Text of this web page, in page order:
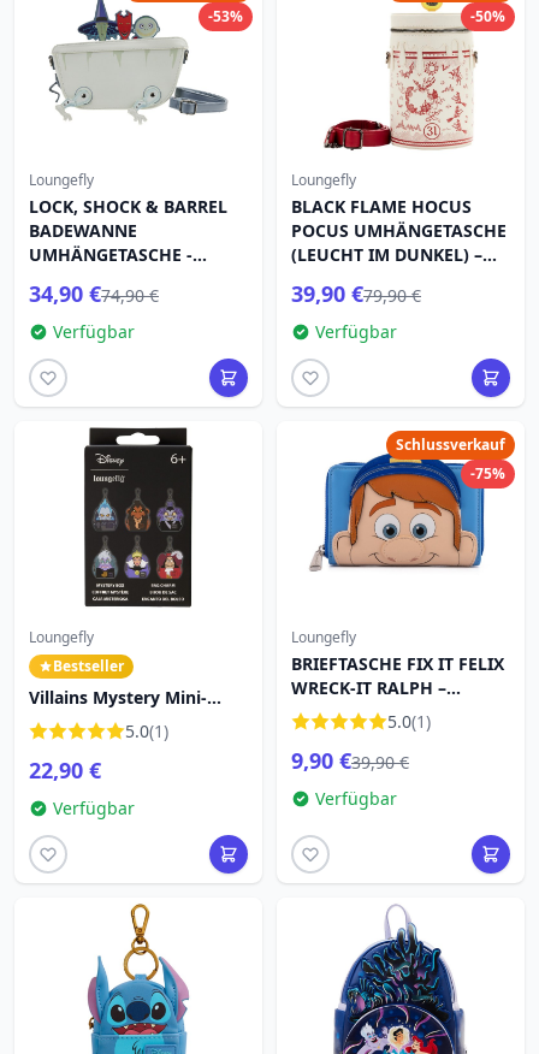
-53%
Loungefly
LOCK, SHOCK & BARREL
BADEWANNE
UMHÄNGETASCHE -
34,90 €74,90 €
Verfügbar
-50%
Loungefly
BLACK FLAME HOCUS
POCUS UMHÄNGETASCHE
(LEUCHT IM DUNKEL) –
39,90 €79,90 €
Verfügbar
Loungefly
Bestseller
Villains Mystery Mini-
Rucksack-
Schlüsselanhänger -
Disney Loungefly
5.0(1)
22,90 €
Verfügbar
Schlussverkauf
-75%
Loungefly
BRIEFTASCHE FIX IT FELIX
WRECK-IT RALPH –
DISNEY LOUNGEFLY
5.0(1)
9,90 €39,90 €
Verfügbar